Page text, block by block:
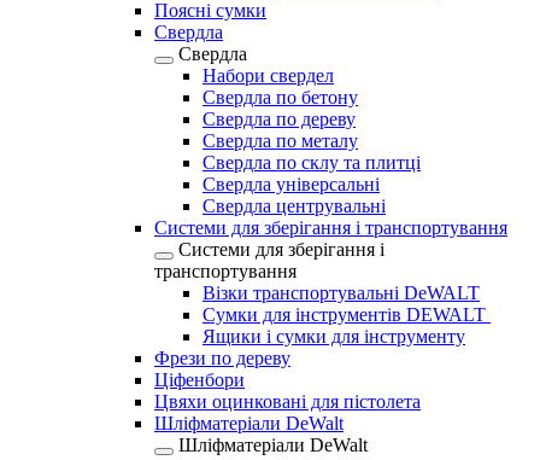
Поясні сумки
Свердла
Свердла
Набори свердел
Свердла по бетону
Свердла по дереву
Свердла по металу
Свердла по склу та плитці
Свердла універсальні
Свердла центрувальні
Системи для зберігання і транспортування
Системи для зберігання і
транспортування
Візки транспортувальні DeWALT
Сумки для інструментів DEWALT
Ящики і сумки для інструменту
Фрези по дереву
Ціфенбори
Цвяхи оцинковані для пістолета
Шліфматеріали DeWalt
Шліфматеріали DeWalt